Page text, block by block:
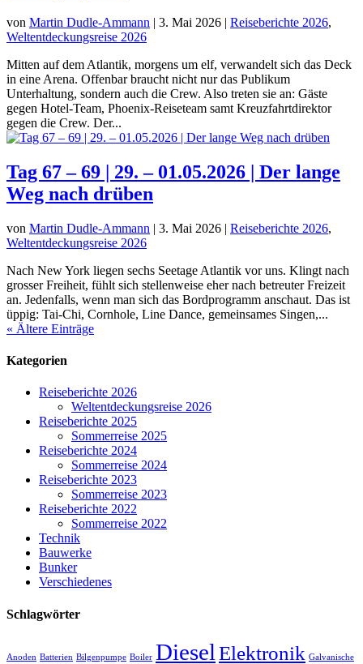
von Martin Dudle-Ammann | 3. Mai 2026 | Reiseberichte 2026,
Weltentdeckungsreise 2026
Mitten auf dem Atlantik, morgens um elf, verwandelt sich das Deck
in eine Arena. Offenbar braucht nicht nur das Publikum
Unterhaltung, sondern auch die Crew. Also treten sie an: Gäste
gegen Hotel-Team, Phoenix-Reiseteam samt Kreuzfahrtdirektor
gegen die Crew. Der...
Tag 67 – 69 | 29. – 01.05.2026 | Der lange
Weg nach drüben
von Martin Dudle-Ammann | 3. Mai 2026 | Reiseberichte 2026,
Weltentdeckungsreise 2026
Nach New York liegen sechs Seetage Atlantik vor uns. Klingt nach
grosser Freiheit, fühlt sich stellenweise eher nach betreuter Freizeit
an. Jedenfalls, wenn man sich das Bordprogramm anschaut. Das ist
üppig: Tai-Chi, Cornhole, Line Dance, gemeinsames Singen,...
« Ältere Einträge
Kategorien
Reiseberichte 2026
Weltentdeckungsreise 2026
Reiseberichte 2025
Sommerreise 2025
Reiseberichte 2024
Sommerreise 2024
Reiseberichte 2023
Sommerreise 2023
Reiseberichte 2022
Sommerreise 2022
Technik
Bauwerke
Bunker
Verschiedenes
Schlagwörter
Anoden Batterien Bilgenpumpe Boiler Diesel Elektronik Galvanische